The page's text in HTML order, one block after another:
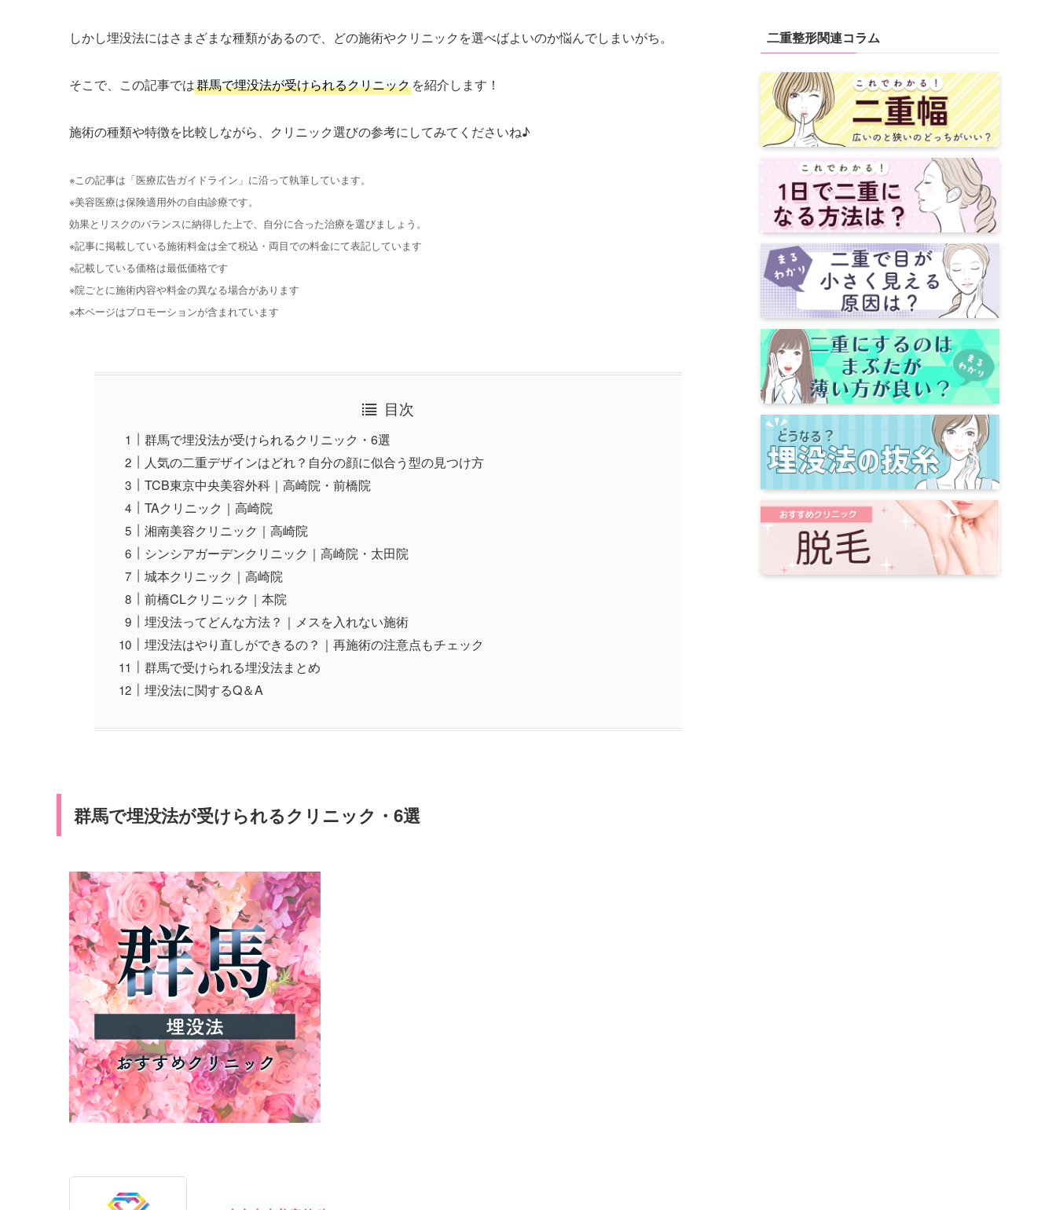
しかし埋没法にはさまざまな種類があるので、どの施術やクリニックを選べばよいのか悩んでしまいがち。
そこで、この記事では群馬で埋没法が受けられるクリニックを紹介します！
施術の種類や特徴を比較しながら、クリニック選びの参考にしてみてくださいね♪
※この記事は「医療広告ガイドライン」に沿って執筆しています。
※美容医療は保険適用外の自由診療です。
効果とリスクのバランスに納得した上で、自分に合った治療を選びましょう。
※記事に掲載している施術料金は全て税込・両目での料金にて表記しています
※記載している価格は最低価格です
※院ごとに施術内容や料金の異なる場合があります
※本ページはプロモーションが含まれています
目次
群馬で埋没法が受けられるクリニック・6選
人気の二重デザインはどれ？自分の顔に似合う型の見つけ方
TCB東京中央美容外科｜高崎院・前橋院
TAクリニック｜高崎院
湘南美容クリニック｜高崎院
シンシアガーデンクリニック｜高崎院・太田院
城本クリニック｜高崎院
前橋CLクリニック｜本院
埋没法ってどんな方法？｜メスを入れない施術
埋没法はやり直しができるの？｜再施術の注意点もチェック
群馬で受けられる埋没法まとめ
埋没法に関するQ＆A
群馬で埋没法が受けられるクリニック・6選
二重整形関連コラム